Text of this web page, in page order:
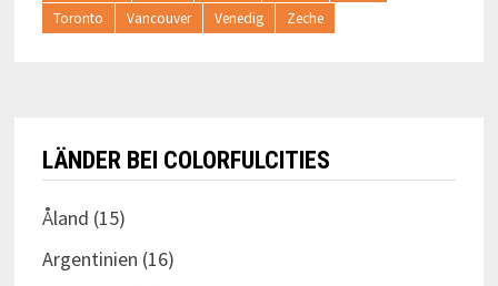
Toronto Vancouver Venedig Zeche
LÄNDER BEI COLORFULCITIES
Åland (15)
Argentinien (16)